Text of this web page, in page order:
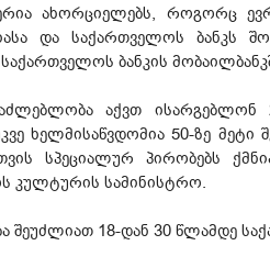
ახორციელებს, როგორც
და საქართველოს ბანკს
ბანკის
აქვთ ისარგებლონ
ხელმისაწვდომია 50-ზე მეტი
სპეციალურ პირობებს
კულტურის სამინისტრო.
18-დან 30 წლამდე